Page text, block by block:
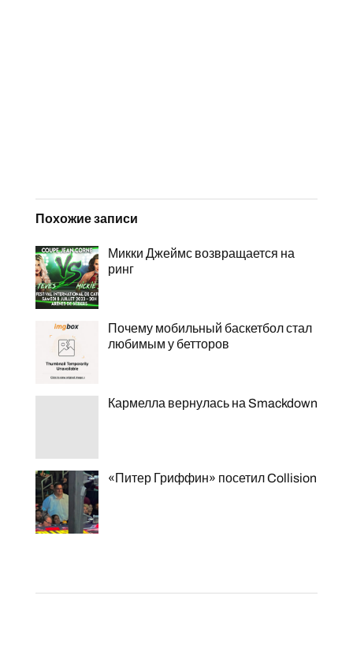
Похожие записи
Микки Джеймс возвращается на
ринг
Почему мобильный баскетбол стал
любимым у бетторов
Кармелла вернулась на Smackdown
«Питер Гриффин» посетил Collision